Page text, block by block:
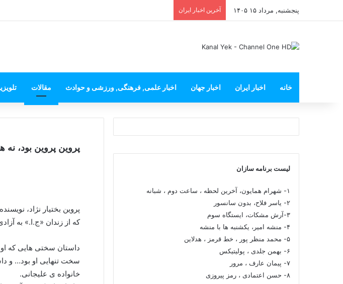
پنجشنبه, مرداد ۱۵ ۱۴۰۵ آخرین اخبار ایران
خانه اخبار ایران اخبار جهان اخبار علمی, فرهنگی, ورزشی و حوادث مقالات
پروین پروین بود،
پروین بختیار نژاد،
که از زندان «ج.ا.» به
داستان سختی هایی که
سخت تنهایی او بود… و
خانواده ی علیجانی.
لیست برنامه سازان
۱- شهرام همایون، آخرین لحظه ، ساعت دوم ، شبانه
۲- یاسر فلاح، بدون سانسور
۳-آرش مشکات، ایستگاه سوم
۴- منشه امیر، یکشنبه ها با منشه
۵- محمد منظر پور ، خط قرمز ، هدلاین
۶- بهمن جلدی ، پولیتیکس
۷- پیمان عارف ، مرور
۸- حسن اعتمادی ، رمز پیروزی